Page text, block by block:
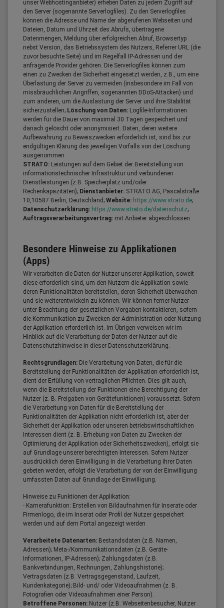
unser Webhostinganbieter) erheben Daten zu jedem Zugriff auf
den Server (sogenannte Serverlogfiles). Zu den Serverlogfiles
können die Adresse und Name der abgerufenen Webseiten und
Dateien, Datum und Uhrzeit des Abrufs, übertragene
Datenmengen, Meldung über erfolgreichen Abruf, Browsertyp
nebst Version, das Betriebssystem des Nutzers, Referrer URL (die
zuvor besuchte Seite) und im Regelfall IP-Adressen und der
anfragende Provider gehören. Die Serverlogfiles können zum
einen zu Zwecken der Sicherheit eingesetzt werden, z.B., um eine
Überlastung der Server zu vermeiden (insbesondere im Fall von
missbräuchlichen Angriffen, sogenannten DDoS-Attacken) und
zum anderen, um die Auslastung der Server und ihre Stabilität
sicherzustellen; Löschung von Daten: Logfile-Informationen
werden für die Dauer von maximal 30 Tagen gespeichert und
danach gelöscht oder anonymisiert. Daten, deren weitere
Aufbewahrung zu Beweiszwecken erforderlich ist, sind bis zur
endgültigen Klärung des jeweiligen Vorfalls von der Löschung
ausgenommen.
STRATO: Leistungen auf dem Gebiet der Bereitstellung von
informationstechnischer Infrastruktur und verbundenen
Dienstleistungen (z.B. Speicherplatz und/oder
Rechenkapazitäten); Dienstanbieter: STRATO AG, Pascalstraße
10,10587 Berlin, Deutschland; Website: https://www.strato.de;
Datenschutzerklärung: https://www.strato.de/datenschutz;
Auftragsverarbeitungsvertrag: mit Anbieter abgeschlossen.
Besondere Hinweise zu Applikationen
(Apps)
Wir verarbeiten die Daten der Nutzer unserer Applikation, soweit
diese erforderlich sind, um den Nutzern die Applikation sowie
deren Funktionalitäten bereitstellen, deren Sicherheit überwachen
und sie weiterentwickeln zu können. Wir können ferner Nutzer
unter Beachtung der gesetzlichen Vorgaben kontaktieren, sofern
die Kommunikation zu Zwecken der Administration oder Nutzung
der Applikation erforderlich ist. Im Übrigen verweisen wir im
Hinblick auf die Verarbeitung der Daten der Nutzer auf die
Datenschutzhinweise in dieser Datenschutzerklärung.
Rechtsgrundlagen: Die Verarbeitung von Daten, die für die
Bereitstellung der Funktionalitäten der Applikation erforderlich ist,
dient der Erfüllung von vertraglichen Pflichten. Dies gilt auch,
wenn die Bereitstellung der Funktionen eine Berechtigung der
Nutzer (z. B. Freigaben von Gerätefunktionen) voraussetzt. Sofern
die Verarbeitung von Daten für die Bereitstellung der
Funktionalitäten der Applikation nicht erforderlich ist, aber der
Sicherheit der Applikation oder unseren betriebswirtschaftlichen
Interessen dient (z. B. Erhebung von Daten zu Zwecken der
Optimierung der Applikation oder Sicherheitszwecken), erfolgt sie
auf Grundlage unserer berechtigten Interessen. Sofern Nutzer
ausdrücklich deren Einwilligung in die Verarbeitung ihrer Daten
gebeten werden, erfolgt die Verarbeitung der von der Einwilligung
umfassten Daten auf Grundlage der Einwilligung.
Hinweise zu Funktionen der Applikation:
- Kamerafunktion: Erstellen von Bildaufnahmen für Inserate oder
Firmenlogo, die im Inserat oder Profil der Nutzer gespeichert
werden und auf dem Portal angezeigt werden
Verarbeitete Datenarten: Bestandsdaten (z.B. Namen,
Adressen); Meta-/Kommunikationsdaten (z.B. Geräte-
Informationen, IP-Adressen); Zahlungsdaten (z.B.
Bankverbindungen, Rechnungen, Zahlungshistorie);
Vertragsdaten (z.B. Vertragsgegenstand, Laufzeit,
Kundenkategorie); Bild- und/ oder Videoaufnahmen (z. B.
Fotografien oder Videoaufnahmen einer Person).
Betroffene Personen: Nutzer (z.B. Webseitenbesucher, Nutzer